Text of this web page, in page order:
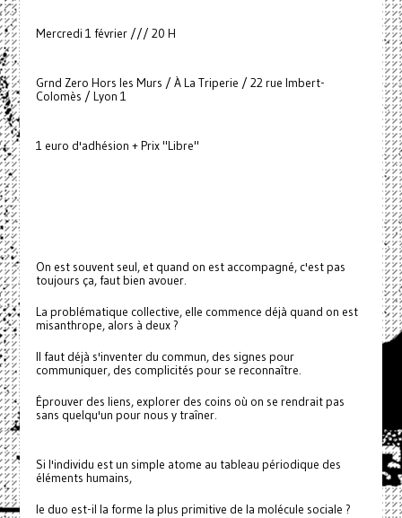
Mercredi 1 février /// 20 H
Grnd Zero Hors les Murs / À La Triperie / 22 rue Imbert-
Colomès / Lyon 1
1 euro d'adhésion + Prix "Libre"
On est souvent seul, et quand on est accompagné, c'est pas
toujours ça, faut bien avouer.
La problématique collective, elle commence déjà quand on est
misanthrope, alors à deux ?
Il faut déjà s'inventer du commun, des signes pour
communiquer, des complicités pour se reconnaître.
Éprouver des liens, explorer des coins où on se rendrait pas
sans quelqu'un pour nous y traîner.
Si l'individu est un simple atome au tableau périodique des
éléments humains,
le duo est-il la forme la plus primitive de la molécule sociale ?